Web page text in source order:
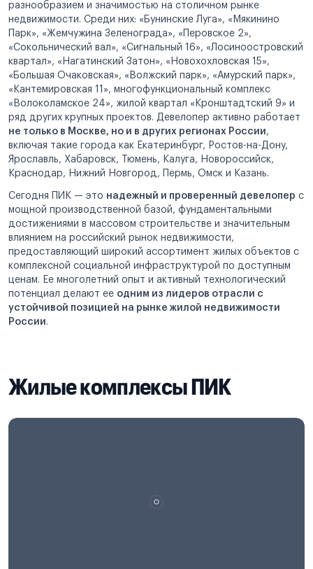
разнообразием и значимостью на столичном рынке
недвижимости. Среди них: «Бунинские Луга», «Мякинино
Парк», «Жемчужина Зеленограда», «Перовское 2»,
«Сокольнический вал», «Сигнальный 16», «Лосиноостровский
квартал», «Нагатинский Затон», «Новохохловская 15»,
«Большая Очаковская», «Волжский парк», «Амурский парк»,
«Кантемировская 11», многофункциональный комплекс
«Волоколамское 24», жилой квартал «Кронштадтский 9» и
ряд других крупных проектов. Девелопер активно работает
не только в Москве, но и в других регионах России,
включая такие города как Екатеринбург, Ростов-на-Дону,
Ярославль, Хабаровск, Тюмень, Калуга, Новороссийск,
Краснодар, Нижний Новгород, Пермь, Омск и Казань.
Сегодня ПИК — это надежный и проверенный девелопер с
мощной производственной базой, фундаментальными
достижениями в массовом строительстве и значительным
влиянием на российский рынок недвижимости,
предоставляющий широкий ассортимент жилых объектов с
комплексной социальной инфраструктурой по доступным
ценам. Ее многолетний опыт и активный технологический
потенциал делают ее одним из лидеров отрасли с
устойчивой позицией на рынке жилой недвижимости
России.
Жилые комплексы ПИК